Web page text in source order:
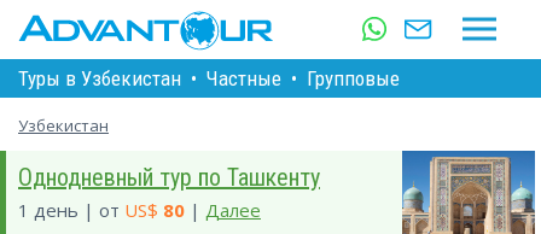
Туры в Узбекистан • Частные • Групповые
Узбекистан
Однодневный тур по Ташкенту
1 день | от US$ 80 | Далее